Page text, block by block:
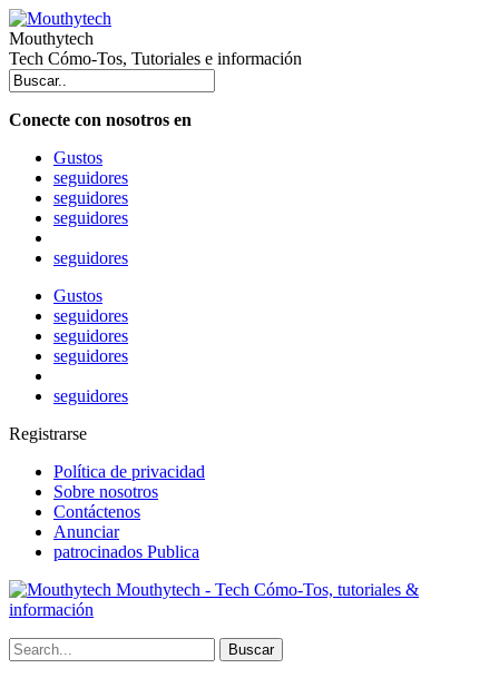
Mouthytech
Tech Cómo-Tos, Tutoriales e información
Conecte con nosotros en
Gustos
seguidores
seguidores
seguidores
seguidores
Gustos
seguidores
seguidores
seguidores
seguidores
Registrarse
Política de privacidad
Sobre nosotros
Contáctenos
Anunciar
patrocinados Publica
Mouthytech - Tech Cómo-Tos, tutoriales &
información